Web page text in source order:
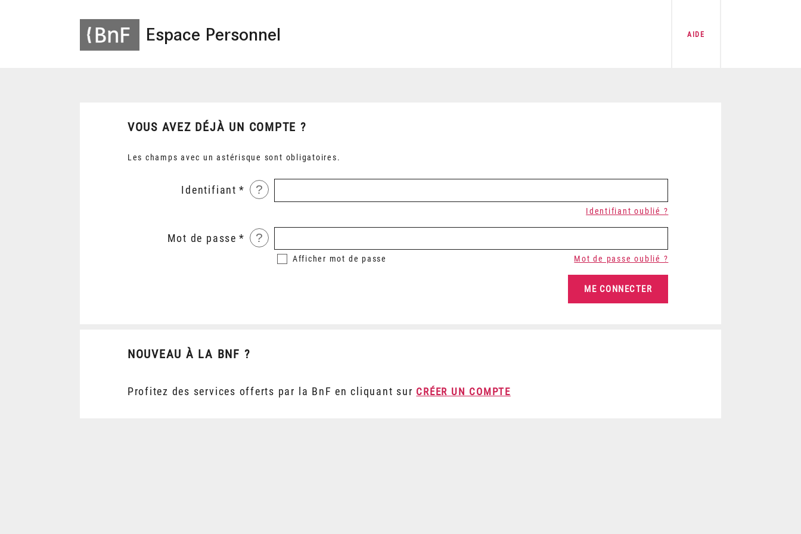
Espace Personnel AIDE
VOUS AVEZ DÉJÀ UN COMPTE ?
Les champs avec un astérisque sont obligatoires.
Identifiant ?
Identifiant oublié ?
Mot de passe ?
Afficher mot de passe Mot de passe oublié ?
NOUVEAU À LA BNF ?
Profitez des services offerts par la BnF en cliquant sur CRÉER UN COMPTE